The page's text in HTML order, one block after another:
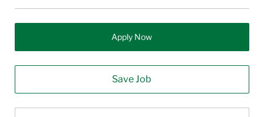
Apply Now
Save Job